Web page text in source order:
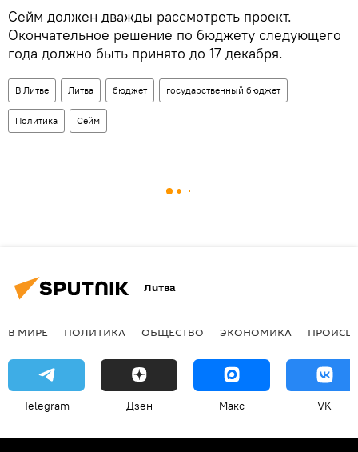
Сейм должен дважды рассмотреть проект.
Окончательное решение по бюджету следующего
года должно быть принято до 17 декабря.
В Литве Литва бюджет государственный бюджет
Политика Сейм
Литва
В МИРЕ ПОЛИТИКА ОБЩЕСТВО ЭКОНОМИКА
Telegram Дзен Макс VK